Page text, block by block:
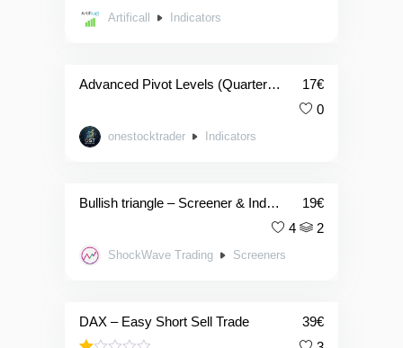
Artificall Indicators
Advanced Pivot Levels (Quarterly) 17€
0
onestocktrader Indicators
Bullish triangle – Screener & Indicator bundle 19€
4
2
ShockWave Trading Screeners
DAX – Easy Short Sell Trade 39€